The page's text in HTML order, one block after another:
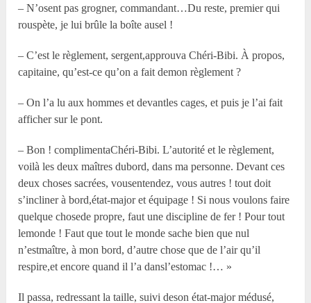
– N’osent pas grogner, commandant…Du reste, premier qui
rouspète, je lui brûle la boîte ausel !
– C’est le règlement, sergent,approuva Chéri-Bibi. À propos,
capitaine, qu’est-ce qu’on a fait demon règlement ?
– On l’a lu aux hommes et devantles cages, et puis je l’ai fait
afficher sur le pont.
– Bon ! complimentaChéri-Bibi. L’autorité et le règlement,
voilà les deux maîtres dubord, dans ma personne. Devant ces
deux choses sacrées, vousentendez, vous autres ! tout doit
s’incliner à bord,état-major et équipage ! Si nous voulons faire
quelque chosede propre, faut une discipline de fer ! Pour tout
lemonde ! Faut que tout le monde sache bien que nul
n’estmaître, à mon bord, d’autre chose que de l’air qu’il
respire,et encore quand il l’a dansl’estomac !… »
Il passa, redressant la taille, suivi deson état-major médusé,